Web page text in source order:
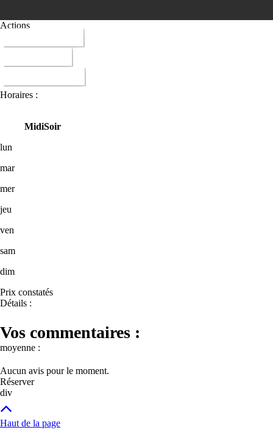
Actions
Horaires :
MidiSoir
lun
mar
mer
jeu
ven
sam
dim
Prix constatés
Détails :
Vos commentaires :
moyenne :
Aucun avis pour le moment.
Réserver
div
Haut de la page